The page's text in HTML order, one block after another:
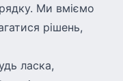
Ми вміємо
рішень,
ласка,